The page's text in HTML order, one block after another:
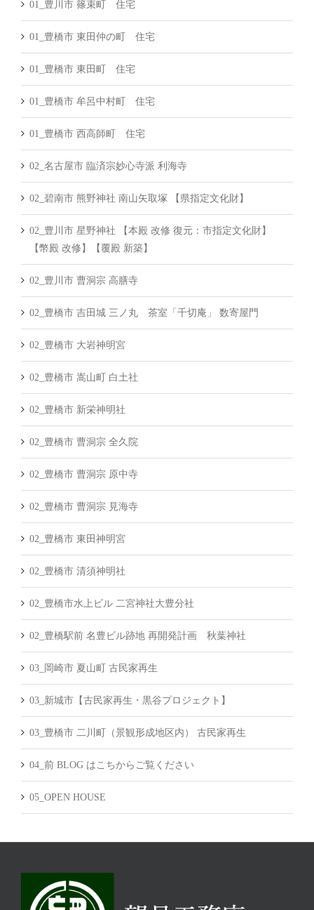
01_豊川市 篠束町 住宅
01_豊橋市 東田仲の町 住宅
01_豊橋市 東田町 住宅
01_豊橋市 牟呂中村町 住宅
01_豊橋市 西高師町 住宅
02_名古屋市 臨済宗妙心寺派 利海寺
02_碧南市 熊野神社 南山矢取塚 【県指定文化財】
02_豊川市 星野神社 【本殿 改修 復元：市指定文化財】
【幣殿 改修】【覆殿 新築】
02_豊川市 曹洞宗 高膳寺
02_豊橋市 吉田城 三ノ丸 茶室「千切庵」 数寄屋門
02_豊橋市 大岩神明宮
02_豊橋市 嵩山町 白土社
02_豊橋市 新栄神明社
02_豊橋市 曹洞宗 全久院
02_豊橋市 曹洞宗 原中寺
02_豊橋市 曹洞宗 見海寺
02_豊橋市 東田神明宮
02_豊橋市 清須神明社
02_豊橋市水上ビル 二宮神社大豊分社
02_豊橋駅前 名豊ビル跡地 再開発計画 秋葉神社
03_岡崎市 夏山町 古民家再生
03_新城市【古民家再生・黒谷プロジェクト】
03_豊橋市 二川町（景観形成地区内） 古民家再生
04_前 BLOG はこちからご覧ください
05_OPEN HOUSE